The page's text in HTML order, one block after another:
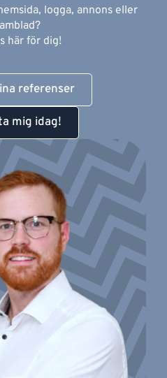
logga, annons eller
här för dig!
referenser
mig idag!